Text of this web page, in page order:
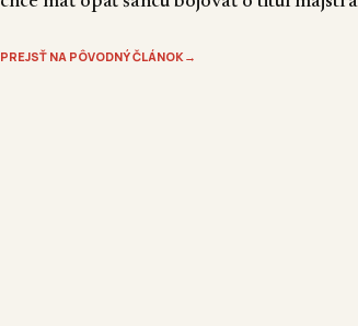
PREJSŤ NA PÔVODNÝ ČLÁNOK→